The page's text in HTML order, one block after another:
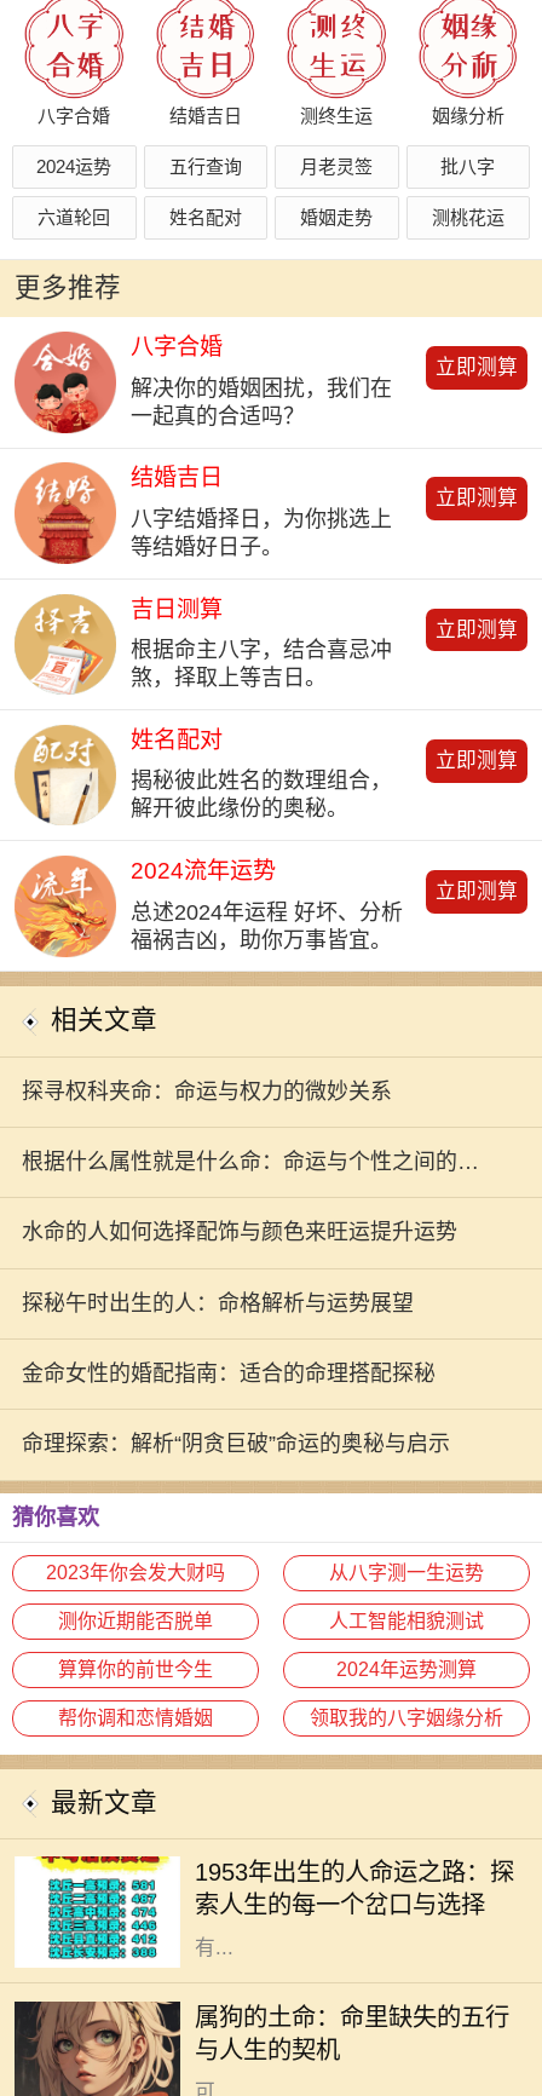
八字合婚 结婚吉日 测终生运 姻缘分析
2024运势 五行查询 月老灵签 批八字
六道轮回 姓名配对 婚姻走势 测桃花运
更多推荐
八字合婚
解决你的婚姻困扰，我们在
一起真的合适吗？
立即测算
结婚吉日
八字结婚择日，为你挑选上
等结婚好日子。
立即测算
吉日测算
根据命主八字，结合喜忌冲
煞，择取上等吉日。
立即测算
姓名配对
揭秘彼此姓名的数理组合，
解开彼此缘份的奥秘。
立即测算
2024流年运势
总述2024年运程 好坏、分析
福祸吉凶，助你万事皆宜。
立即测算
相关文章
探寻权科夹命：命运与权力的微妙关系
根据什么属性就是什么命：命运与个性之间的微
妙联系
水命的人如何选择配饰与颜色来旺运提升运势
探秘午时出生的人：命格解析与运势展望
金命女性的婚配指南：适合的命理搭配探秘
命理探索：解析“阴贪巨破”命运的奥秘与启示
猜你喜欢
2023年你会发大财吗 从八字测一生运势
测你近期能否脱单 人工智能相貌测试
算算你的前世今生 2024年运势测算
帮你调和恋情婚姻 领取我的八字姻缘分析
最新文章
1953年出生的人命运之路：探
索人生的每一个岔口与选择
但有些出生年份的人似乎有着更独特
的旅程。1953年出生的人，正如流淌
在历史长河中的一朵浪花，以他们特
有...
属狗的土命：命里缺失的五行
与人生的契机
每个人的命里都有独特的五行特征，
而属狗的土命则是一种富暖而稳重的
存在。属狗的人忠诚、守信，代表着
信任与友善。然而，在命理中，土命